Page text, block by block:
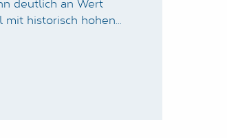
deutlich an Wert
mit historisch hohen…